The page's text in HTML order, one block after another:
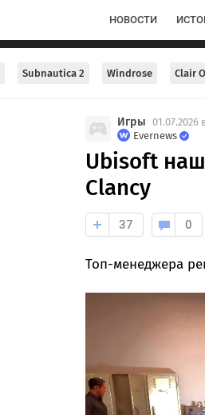
НОВОСТИ
Subnautica 2 Windrose Clair
Игры 01.07.2026
Evernews
Ubisoft
Clancy
37 0
Топ-менеджера